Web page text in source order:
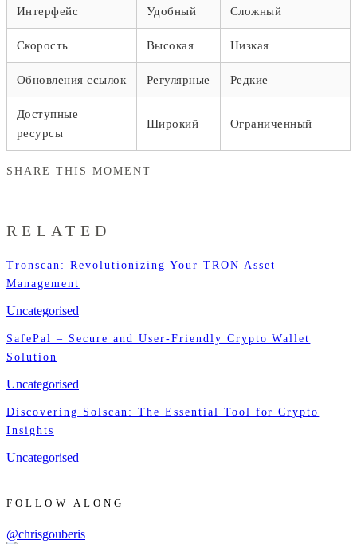
Интерфейс Удобный Сложный
Скорость Высокая Низкая
Обновления ссылок Регулярные Редкие
Доступные
ресурсы
Широкий Ограниченный
SHARE THIS MOMENT
RELATED
Tronscan: Revolutionizing Your TRON Asset
Management
Uncategorised
SafePal – Secure and User-Friendly Crypto Wallet
Solution
Uncategorised
Discovering Solscan: The Essential Tool for Crypto
Insights
Uncategorised
FOLLOW ALONG
@chrisgouberis